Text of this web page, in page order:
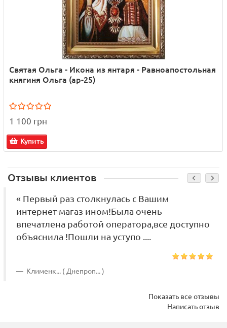
Святая Ольга - Икона из янтаря - Равноапостольная
княгиня Ольга (ар-25)
1 100 грн
Купить
Отзывы клиентов
« Первый раз столкнулась с Вашим
интернет-магаз ином!Была очень
впечатлена работой оператора,все доступно
объяснила !Пошли на уступо ....
Клименк... ( Днепроп... )
Показать все отзывы
Написать отзыв